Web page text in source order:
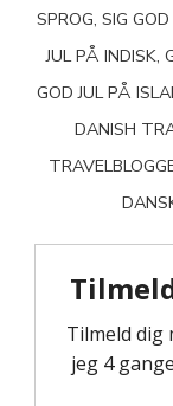
SPROG, SIG
JUL PÅ INDISK,
GOD JUL PÅ
DANISH